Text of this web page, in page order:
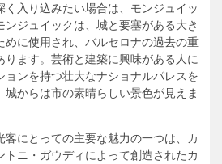
く入り込みたい場合は、モンジュイッ
ンジュイックは、城と要塞がある大き
めに使用され、バルセロナの過去の重
ります。芸術と建築に興味がある人に
ョンを持つ壮大なナショナルパレスを
からは市の素晴らしい景色が見えま
客にとっての主要な魅力の一つは、カ
トニ・ガウディによって創造されたカ